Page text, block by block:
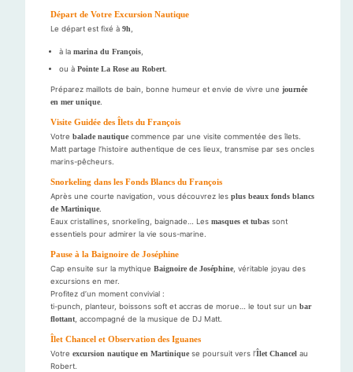
Départ de Votre Excursion Nautique
Le départ est fixé à 9h
à la marina du François
ou à Pointe La Rose au Robert
Préparez maillots de bain, bonne humeur et envie de vivre une journée
en mer unique
Visite Guidée des Îlets du François
Votre balade nautique commence par une visite commentée des îlets.
Matt partage l’histoire authentique de ces lieux, transmise par ses oncles
marins-pêcheurs.
Snorkeling dans les Fonds Blancs du François
Après une courte navigation, vous découvrez les plus beaux fonds blancs
de Martinique
Eaux cristallines, snorkeling, baignade… Les masques et tubas sont
essentiels pour admirer la vie sous-marine.
Pause à la Baignoire de Joséphine
Cap ensuite sur la mythique Baignoire de Joséphine , véritable joyau des
excursions en mer.
Profitez d’un moment convivial :
ti-punch, planteur, boissons soft et accras de morue… le tout sur un bar
flottant , accompagné de la musique de DJ Matt.
Îlet Chancel et Observation des Iguanes
Votre excursion nautique en Martinique se poursuit vers l’Îlet Chancel au
Robert.